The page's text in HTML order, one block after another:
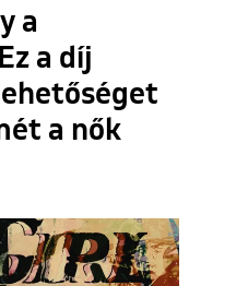
a
a díj
a nők